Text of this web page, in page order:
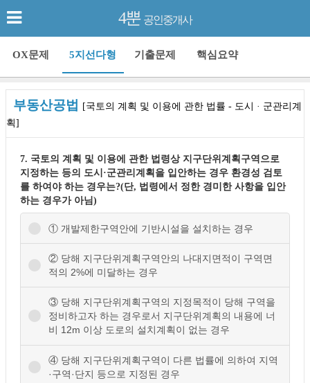
4뿐 공인중개사
OX문제 5지선다형 기출문제 핵심요약
부동산공법
[국토의 계획 및 이용에 관한 법률 - 도시 · 군관리계
획]
7. 국토의 계획 및 이용에 관한 법령상 지구단위계획구역으로
지정하는 등의 도시·군관리계획을 입안하는 경우 환경성 검토
를 하여야 하는 경우는?(단, 법령에서 정한 경미한 사항을 입안
하는 경우가 아님)
① 개발제한구역안에 기반시설을 설치하는 경우
② 당해 지구단위계획구역안의 나대지면적이 구역면
적의 2%에 미달하는 경우
③ 당해 지구단위계획구역의 지정목적이 당해 구역을
정비하고자 하는 경우로서 지구단위계획의 내용에 너
비 12m 이상 도로의 설치계획이 없는 경우
④ 당해 지구단위계획구역이 다른 법률에 의하여 지역
·구역·단지 등으로 지정된 경우